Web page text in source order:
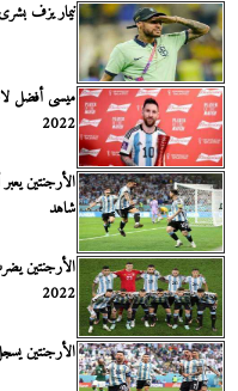
نيمار يزف
ميسى أفضل
2022
شاهد
الأرجنتين
2022
الأرجنتين يسجل